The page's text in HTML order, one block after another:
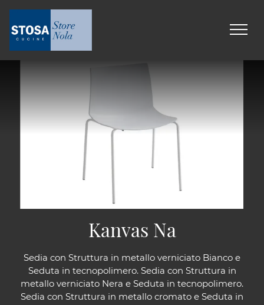
Sedia con Struttura in metallo verniciato Bianco e
Seduta in tecnopolimero. Sedia con Struttura in
metallo verniciato Nera e Seduta in tecnopolimero.
Sedia con Struttura in metallo cromato e Seduta in
Kanvas Na